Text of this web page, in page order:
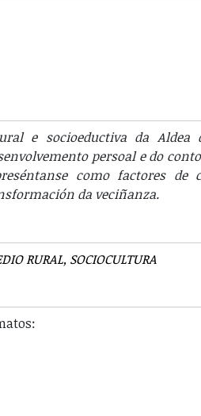
e socioeductiva da Aldea
persoal e do
como factores de
da veciñanza.
RURAL SOCIOCULTURA